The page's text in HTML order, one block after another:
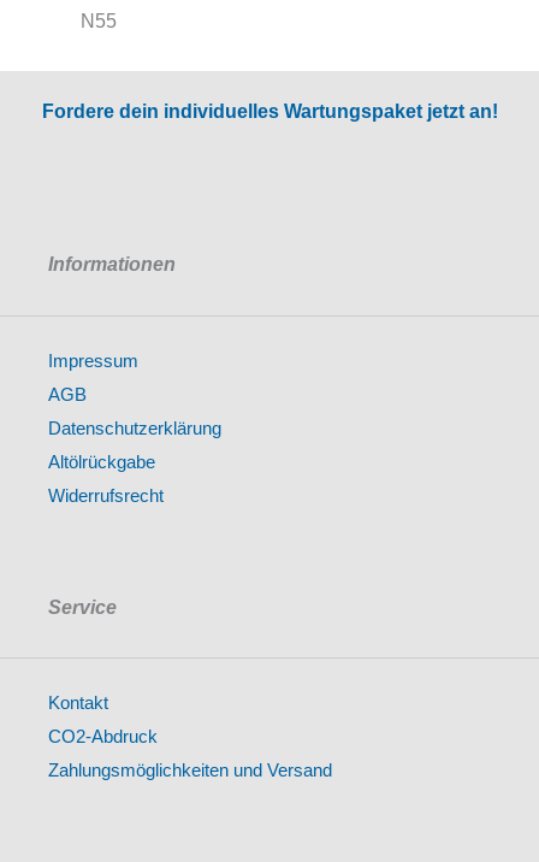
N55
Fordere dein individuelles Wartungspaket jetzt an!
Informationen
Impressum
AGB
Datenschutzerklärung
Altölrückgabe
Widerrufsrecht
Service
Kontakt
CO2-Abdruck
Zahlungsmöglichkeiten und Versand